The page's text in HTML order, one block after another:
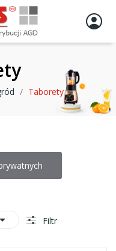
Taborety
 Filtr